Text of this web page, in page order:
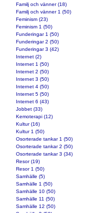
Familj och vänner (18)
Familj och vänner 1 (50)
Feminism (23)
Feminism 1 (50)
Funderingar 1 (50)
Funderingar 2 (50)
Funderingar 3 (42)
Internet (2)
Internet 1 (50)
Internet 2 (50)
Internet 3 (50)
Internet 4 (50)
Internet 5 (50)
Internet 6 (43)
Jobbet (33)
Kemoterapi (12)
Kultur (16)
Kultur 1 (50)
Osorterade tankar 1 (50)
Osorterade tankar 2 (50)
Osorterade tankar 3 (34)
Resor (19)
Resor 1 (50)
Samhälle (5)
Samhälle 1 (50)
Samhälle 10 (50)
Samhälle 11 (50)
Samhälle 12 (50)